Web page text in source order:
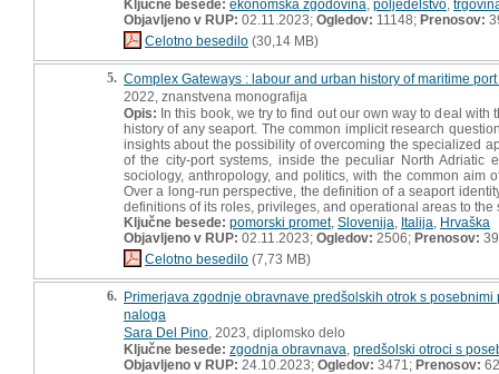
Ključne besede: ekonomska zgodovina poljedelstvo
Objavljeno v RUP: 02.11.2023; Ogledov: 11148; Prenosov:
Celotno besedilo (30,14 MB)
5. Complex Gateways : labour and urban history of maritime
2022, znanstvena monografija
Opis: In this book, we try to find out our own way to deal
history of any seaport. The common implicit research
insights about the possibility of overcoming the specialized
of the city-port systems, inside the peculiar North Adriatic
sociology, anthropology, and politics, with the common aim
Over a long-run perspective, the definition of a seaport
definitions of its roles, privileges, and operational areas to
Ključne besede: pomorski promet, Slovenija Italija Hrvaška
Objavljeno v RUP: 02.11.2023; Ogledov: 2506; Prenosov: 39
Celotno besedilo (7,73 MB)
6. Primerjava zgodnje obravnave predšolskih otrok s
naloga
Sara Del Pino , 2023, diplomsko delo
Ključne besede: zgodnja obravnava predšolski otroci s
Objavljeno v RUP: 24.10.2023; Ogledov: 3471; Prenosov: 62